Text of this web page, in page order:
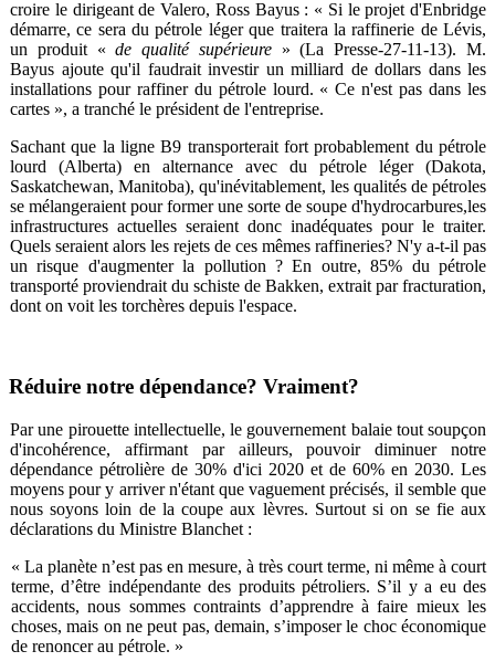
croire le dirigeant de Valero, Ross Bayus : « Si le projet d'Enbridge
démarre, ce sera du pétrole léger que traitera la raffinerie de Lévis,
un produit «de qualité supérieure » (La Presse-27-11-13). M.
Bayus ajoute qu'il faudrait investir un milliard de dollars dans les
installations pour raffiner du pétrole lourd. « Ce n'est pas dans les
cartes », a tranché le président de l'entreprise.
Sachant que la ligne B9 transporterait fort probablement du pétrole
lourd (Alberta) en alternance avec du pétrole léger (Dakota,
Saskatchewan, Manitoba), qu'inévitablement, les qualités de pétroles
se mélangeraient pour former une sorte de soupe d'hydrocarbures,les
infrastructures actuelles seraient donc inadéquates pour le traiter.
Quels seraient alors les rejets de ces mêmes raffineries? N'y a-t-il pas
un risque d'augmenter la pollution ? En outre, 85% du pétrole
transporté proviendrait du schiste de Bakken, extrait par fracturation,
dont on voit les torchères depuis l'espace.
Réduire notre dépendance? Vraiment?
Par une pirouette intellectuelle, le gouvernement balaie tout soupçon
d'incohérence, affirmant par ailleurs, pouvoir diminuer notre
dépendance pétrolière de 30% d'ici 2020 et de 60% en 2030. Les
moyens pour y arriver n'étant que vaguement précisés, il semble que
nous soyons loin de la coupe aux lèvres. Surtout si on se fie aux
déclarations du Ministre Blanchet :
« La planète n’est pas en mesure, à très court terme, ni même à court
terme, d’être indépendante des produits pétroliers. S’il y a eu des
accidents, nous sommes contraints d’apprendre à faire mieux les
choses, mais on ne peut pas, demain, s’imposer le choc économique
de renoncer au pétrole. »